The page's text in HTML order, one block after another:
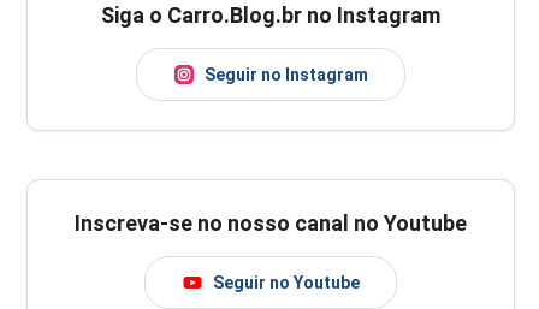
Siga o Carro.Blog.br no Instagram
Seguir no Instagram
Inscreva-se no nosso canal no Youtube
Seguir no Youtube